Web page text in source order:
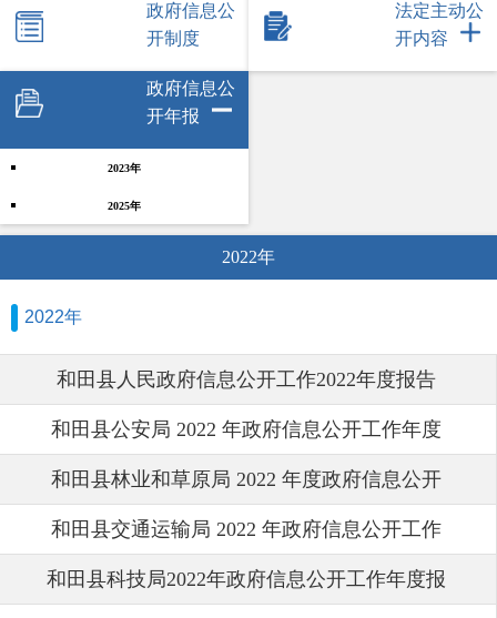
政府信息公
开制度
法定主动公
开内容
政府信息公
开年报
2023年
2025年
2022年
2022年
和田县人民政府信息公开工作2022年度报告
和田县公安局 2022 年政府信息公开工作年度
报告
和田县林业和草原局 2022 年度政府信息公开
工作年度报告
和田县交通运输局 2022 年政府信息公开工作
年度报告
和田县科技局2022年政府信息公开工作年度报